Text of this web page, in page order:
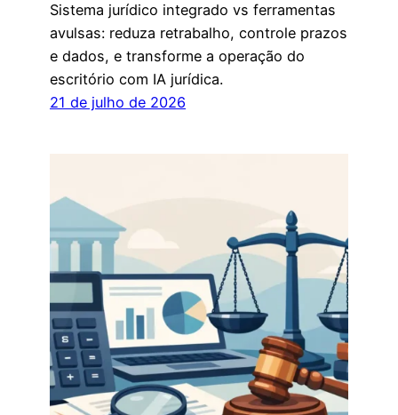
Sistema jurídico integrado vs ferramentas
avulsas: reduza retrabalho, controle prazos
e dados, e transforme a operação do
escritório com IA jurídica.
21 de julho de 2026